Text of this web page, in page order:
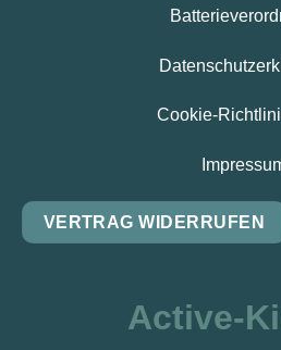
Cookie-
VERTRAG WIDERRUFEN
Active-